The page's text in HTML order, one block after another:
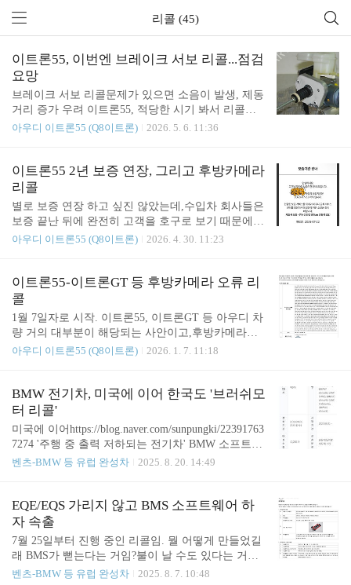
리콜 (45)
이트론55, 이번엔 브레이크 서보 리콜...점검
요망
브레이크 서보 리콜문제가 있으면 소음이 발생, 제동
거리 증가 우려 이트론55, 적당한 시기 봐서 리콜가
야 하겠구먼.이트론55는 브레이크바이와이어고전기
com/m/78 전기차는 브레이크패드가 완전히 없어질
지도 모른다?아우디 이트론55 센터 들어가면 가장 많
이 듣는다는 이야기가 "브레이크패드가 새것 같다"
늘 듣는 이야기지만 사실 새삼스러운 것도 아니다.
이트론55는 회생제동을 3단계로 관리를 하고 있는데
meritocrat.tistory.com 때문에 전자식임에도 마치물리
있음. 페달 담력이 이상하거나 이상 소음이 들리는
분들은교체 ..
아우디 이트론55 (Q8이트론) 2026. 5. 6. 11:36
이트론55 2년 보증 연장, 그리고 후방카메라
리콜
별로 보증 연장 하고 싶진 않았는데,수입차 회사들은
보증 끝난 뒤에 완전히 고객을 호구로 보기 때문에그
래도 큰 고장 날 경우 확실히 해 둘 상황이 필요해서
을 내면 7년으로 늘어남.그냥 보증해주는게 아니고
보험사 끼고 하는 거임.(3년 지난 뒤에 추가 2년 해
준 당초 보증도 마찬가지 방식) 이트론55의 경우 2년
에 225만5천원이다. 80만원이 넘는 정기점검 상품(서
비스쿠폰) 구입은 일단 안하는 걸로 생각하는 중임.
센터에서 하는 간헐적 정기점검 이벤트때나 하던가
요도 없을 것 같고. 그리고 후방카메라 리콜 작업도
했는데,https://meri..
아우디 이트론55 (Q8이트론) 2026. 4. 30. 11:23
이트론55-이트론GT 등 후방카메라 오류 리
콜
1월 7일자로 시작. 이트론55, 이트론GT 등 아우디 차
량 거의 대부분이 해당되는 사안이고,후방카메라가
뜨지 않는 오류로, SW패치로 가능한 것으로 보임. 센
아우디 이트론55 (Q8이트론) 2026. 1. 7. 11:18
BMW 전기차, 미국에 이어 한국도 '브러쉬모
터 리콜'
미국에 이어https://blog.naver.com/sunpungki/22391763
7274 '주행 중 출력 저하되는 전기차' BMW 소프트웨
어 이슈로 7만 대 리콜전기 모터 소프트웨어가 이중
터 한국도 브러쉬모터 리콜 시작거의 대부분의 BMW
전기차가 해당함.한국엔 대상 차량이 1만대가 넘음.
정작 한국 테스트에서는 브러쉬모터 문제 없다고 했
는데 ㅋㅋhttps://meritocrat.tistory.com/1663 "BMW iX
3 브러시모터 문제 없다"고 테스트 했다지만BMW는
자사 전기차 모터 마모도에 문제될 수 있다고 보고
벤츠-BMW 등 유럽 완성차 2025. 8. 20. 14:49
EQE/EQS 가리지 않고 BMS 소프트웨어 하
자 속출
7월 25일부터 진행 중인 리콜임. 뭘 어떻게 만들었길
래 BMS가 뻗는다는 거임?불이 날 수도 있다는 거잖
아 ㄷㄷ 1. 하드웨어 하자도 아니고...일단 벤츠 수준
벤츠-BMW 등 유럽 완성차 2025. 8. 7. 10:48